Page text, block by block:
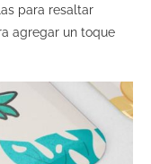
para resaltar
agregar un toque